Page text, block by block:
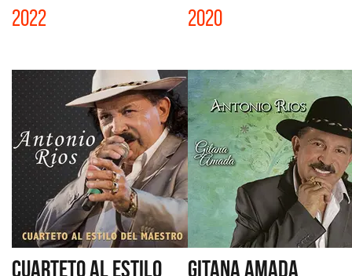
2022 2020
CUARTETO AL ESTILO GITANA AMADA